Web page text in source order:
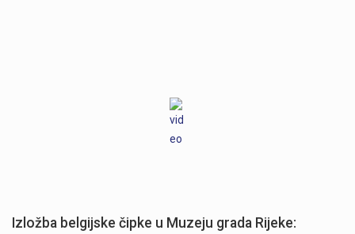
Izložba belgijske čipke u Muzeju grada Rijeke: